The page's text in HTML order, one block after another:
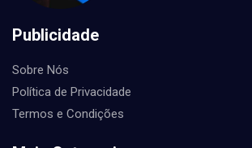
Publicidade
Sobre Nós
Política de Privacidade
Termos e Condições